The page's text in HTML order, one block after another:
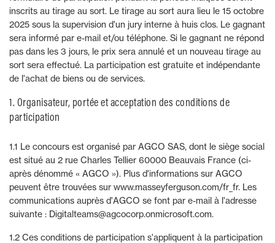
inscrits au tirage au sort. Le tirage au sort aura lieu le 15 octobre
2025 sous la supervision d'un jury interne à huis clos. Le gagnant
sera informé par e-mail et/ou téléphone. Si le gagnant ne répond
pas dans les 3 jours, le prix sera annulé et un nouveau tirage au
sort sera effectué. La participation est gratuite et indépendante
de l'achat de biens ou de services.
1. Organisateur, portée et acceptation des conditions de
participation
1.1 Le concours est organisé par AGCO SAS, dont le siège social
est situé au 2 rue Charles Tellier 60000 Beauvais France (ci-
après dénommé « AGCO »). Plus d'informations sur AGCO
peuvent être trouvées sur www.masseyferguson.com/fr_fr. Les
communications auprès d'AGCO se font par e-mail à l'adresse
suivante : Digitalteams@agcocorp.onmicrosoft.com.
1.2 Ces conditions de participation s'appliquent à la participation